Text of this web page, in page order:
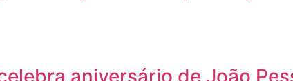
aniversário de João